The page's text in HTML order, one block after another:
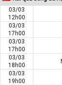
03/03
12h00
03/03
17h00
03/03
17h00
03/03
18h00
03/03
19h00